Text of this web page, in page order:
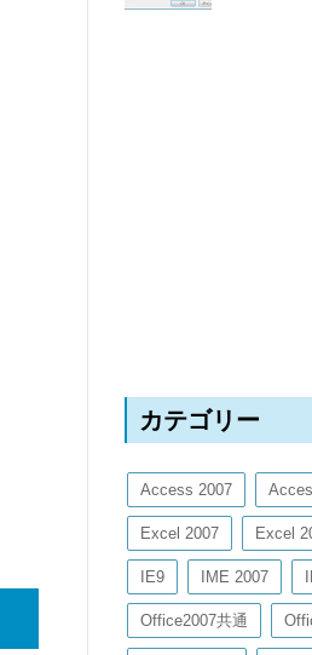
カテゴリー
Access 2007
Excel 2007 Excel
IE9 IME 2007
Office2007共通